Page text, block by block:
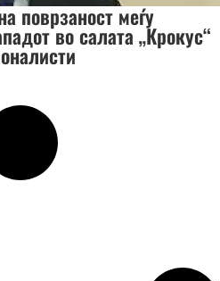
поврзаност меѓу
во салата „Крокус“